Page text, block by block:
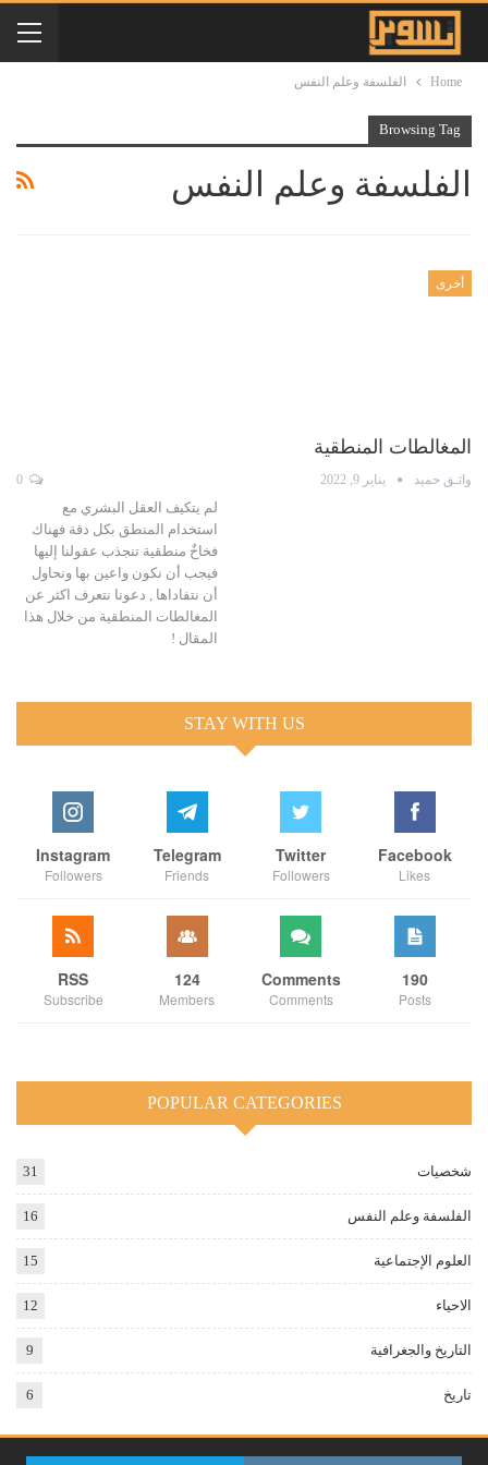
Home الفلسفة وعلم النفس
Browsing Tag
الفلسفة وعلم النفس
أخرى
المغالطات المنطقية
واثـق حميد يناير 9, 2022
لم يتكيف العقل البشري مع
استخدام المنطق بكل دقة فهناك
فخاخٌ منطقية تنجذب عقولنا إليها
فيجب أن نكون واعين بها ونحاول
أن نتفاداها , دعونا نتعرف اكثر عن
المغالطات المنطقية من خلال هذا
المقال !
STAY WITH US
Facebook
Likes
Twitter
Followers
Telegram
Friends
Instagram
Followers
190
Posts
Comments
Comments
124
Members
RSS
Subscribe
POPULAR CATEGORIES
شخصيات 31
الفلسفة وعلم النفس 16
العلوم الإجتماعية 15
الاحياء 12
التاريخ والجغرافية 9
تاريخ 6